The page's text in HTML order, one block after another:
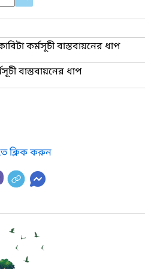
কর্মসূচী বাস্তবায়নের ধাপ
বাস্তবায়নের ধাপ
ক্লিক করুন